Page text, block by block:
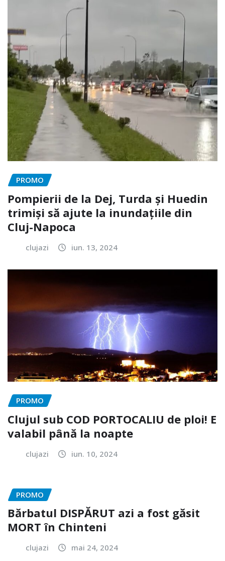
PROMO
Pompierii de la Dej, Turda și Huedin
trimiși să ajute la inundațiile din
Cluj-Napoca
clujazi iun. 13, 2024
PROMO
Clujul sub COD PORTOCALIU de ploi! E
valabil până la noapte
clujazi iun. 10, 2024
PROMO
Bărbatul DISPĂRUT azi a fost găsit
MORT în Chinteni
clujazi mai 24, 2024